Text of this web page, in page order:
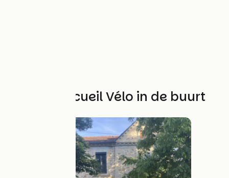
Andere Accueil Vélo in de buurt